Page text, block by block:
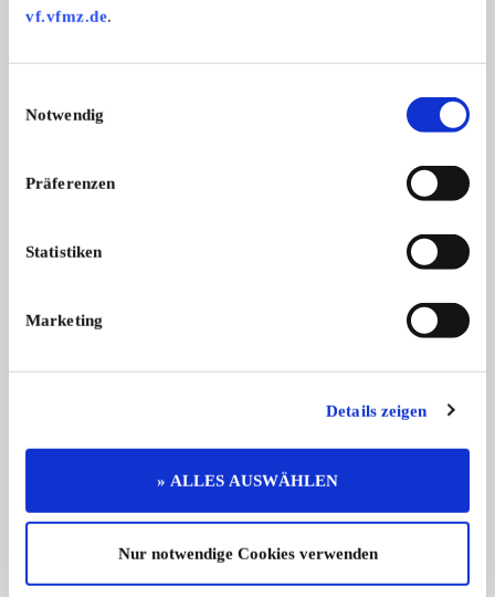
vf.vfmz.de.
Notwendig
Präferenzen
Statistiken
Marketing
Details zeigen
» ALLES AUSWÄHLEN
Nur notwendige Cookies verwenden
ALLE ANZEIGEN
Citroën D Spécial | Neue Lackierung
Mercedes-Benz 450
Das könnte Sie auch interessieren
ALLE ANZEIGEN